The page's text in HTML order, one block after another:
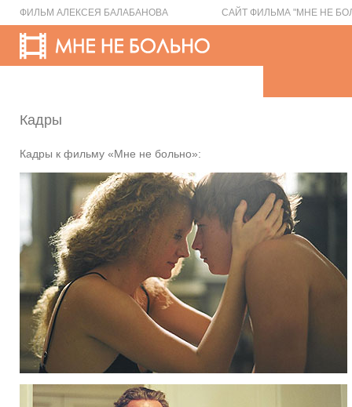
ФИЛЬМ АЛЕКСЕЯ БАЛАБАНОВА САЙТ ФИЛЬМА "МНЕ НЕ
Кадры
Кадры к фильму «Мне не больно»: